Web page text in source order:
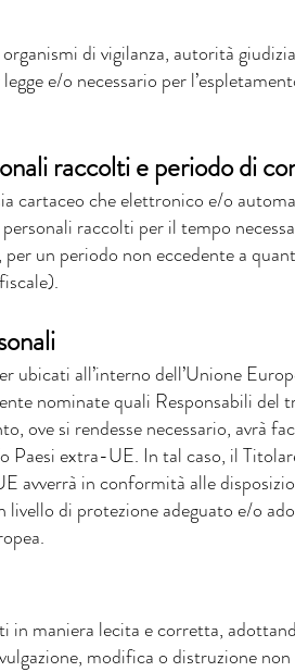
di vigilanza, autorità
e/o necessario per
raccolti e periodo di
cartaceo che elettronico e/o
raccolti per il tempo
un periodo non eccedente a
ubicati all’interno dell’Unione
nominate quali Responsabili del
ove si rendesse necessario, avrà
Paesi extra-UE. In tal caso, il
avverrà in conformità alle
di protezione adeguato e/o
maniera lecita e corretta,
modifica o distruzione